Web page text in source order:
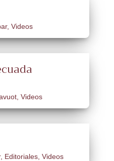
, Videos
, Videos
, Editoriales, Videos